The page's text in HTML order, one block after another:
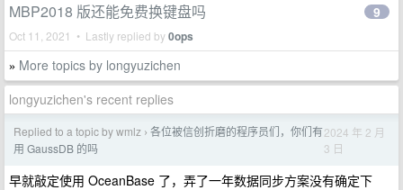
MBP2018 版还能免费换键盘吗
Oct 11, 2021 • Lastly replied by0ops
9
» More topics by longyuzichen
longyuzichen's recent replies
Replied to a topic by wmlz › 各位被信创折磨的程序员们，你们有
用 GaussDB 的吗
2024 年 2 月
3 日
早就敲定使用 OceanBase 了，弄了一年数据同步方案没有确定下